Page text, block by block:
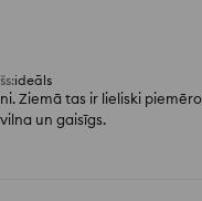
:ideāls
Ziemā tas ir lieliski
un gaisīgs.